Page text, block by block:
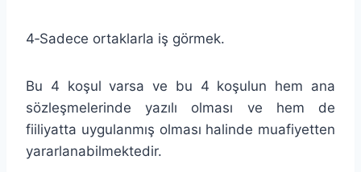
4‐Sadece ortaklarla iş görmek.
Bu 4 koşul varsa ve bu 4 koşulun hem ana
sözleşmelerinde yazılı olması ve hem de
fiiliyatta uygulanmış olması halinde muafiyetten
yararlanabilmektedir.